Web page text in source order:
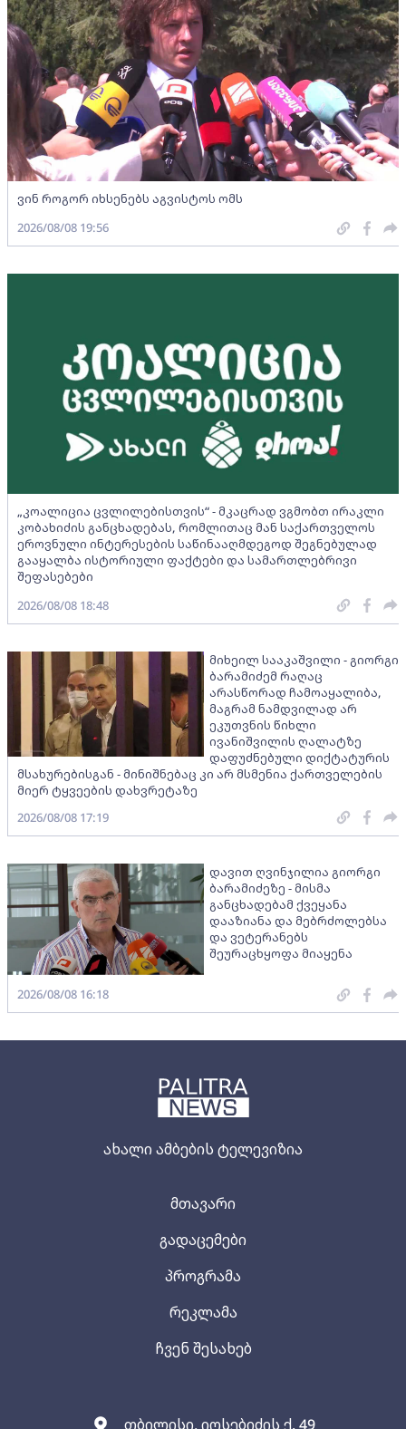
ახალი ამბების ტელევიზია
თბილისი, იოსებიძის ქ. 49
მთავარი
გადაცემები
პროგრამა
რეკლამა
ჩვენ შესახებ
ვინ როგორ იხსენებს აგვისტოს ომს
2026/08/08 19:56
„კოალიცია ცვლილებისთვის“ - მკაცრად ვგმობთ ირაკლი
კობახიძის განცხადებას, რომლითაც მან საქართველოს
ეროვნული ინტერესების საწინააღმდეგოდ შეგნებულად
გააყალბა ისტორიული ფაქტები და სამართლებრივი
შეფასებები
2026/08/08 18:48
მიხეილ სააკაშვილი - გიორგი
ბარამიძემ რაღაც
არასწორად ჩამოაყალიბა,
მაგრამ ნამდვილად არ
ეკუთვნის წიხლი
ივანიშვილის ღალატზე
დაფუძნებული დიქტატურის
მსახურებისგან - მინიშნებაც კი არ მსმენია ქართველების
მიერ ტყვეების დახვრეტაზე
2026/08/08 17:19
დავით ღვინჯილია გიორგი
ბარამიძეზე - მისმა
განცხადებამ ქვეყანა
დააზიანა და მებრძოლებსა
და ვეტერანებს
შეურაცხყოფა მიაყენა
2026/08/08 16:18